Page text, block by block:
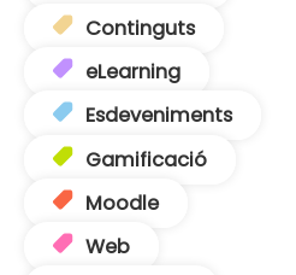
Continguts
eLearning
Esdeveniments
Gamificació
Moodle
Web